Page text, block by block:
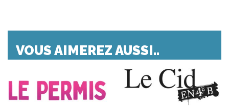
VOUS AIMEREZ AUSSI..